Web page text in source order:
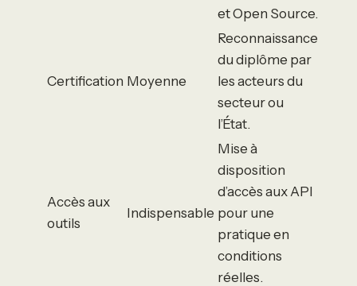
et Open Source.
Certification Moyenne
Reconnaissance
du diplôme par
les acteurs du
secteur ou
l’État.
Accès aux
outils
Indispensable
Mise à
disposition
d’accès aux API
pour une
pratique en
conditions
réelles.